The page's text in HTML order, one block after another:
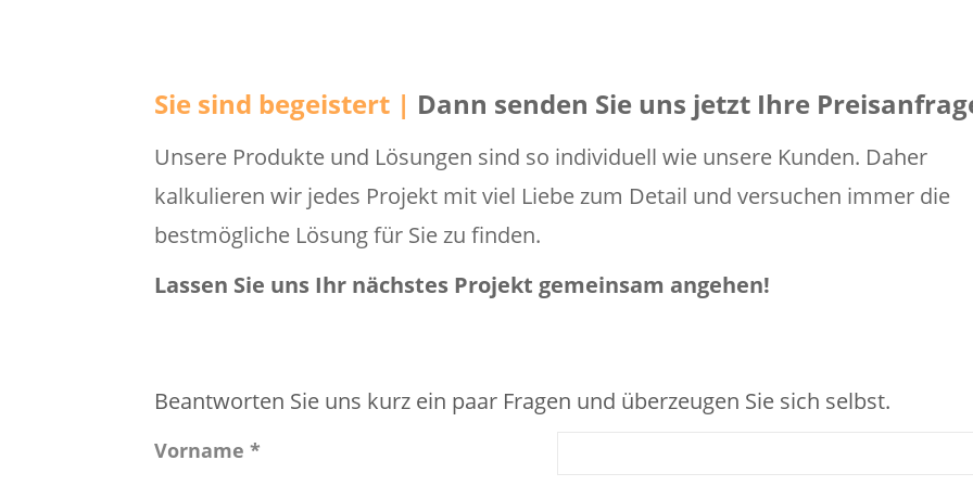
Sie sind begeistert | Dann senden Sie uns jetzt Ihre
Unsere Produkte und Lösungen sind so individuell wie unsere Kunden. Daher
kalkulieren wir jedes Projekt mit viel Liebe zum Detail und versuchen immer die
bestmögliche Lösung für Sie zu finden.
Lassen Sie uns Ihr nächstes Projekt gemeinsam angehen!
Beantworten Sie uns kurz ein paar Fragen und überzeugen Sie sich selbst.
Vorname *